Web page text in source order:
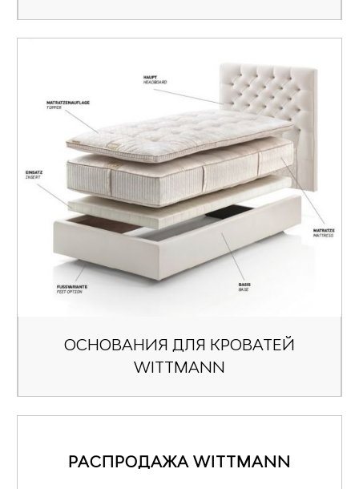
ОСНОВАНИЯ ДЛЯ КРОВАТЕЙ
WITTMANN
РАСПРОДАЖА WITTMANN